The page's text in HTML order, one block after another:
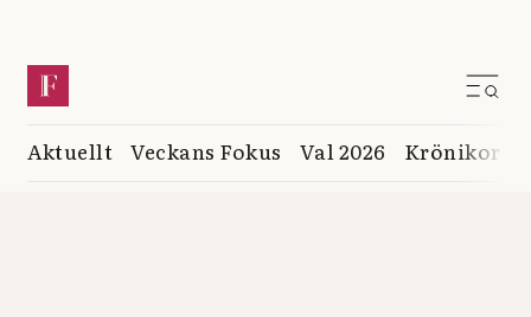
Aktuellt Veckans Fokus Val 2026 Krönikor